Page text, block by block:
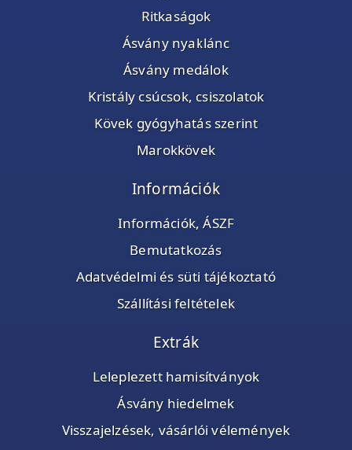
Ritkaságok
Ásvány nyaklánc
Ásvány medálok
Kristály csúcsok, csiszolatok
Kövek gyógyhatás szerint
Marokkövek
Információk
Információk, ÁSZF
Bemutatkozás
Adatvédelmi és süti tájékoztató
Szállítási feltételek
Extrák
Leleplezett hamisítványok
Ásvány hiedelmek
Visszajelzések, vásárlói vélemények